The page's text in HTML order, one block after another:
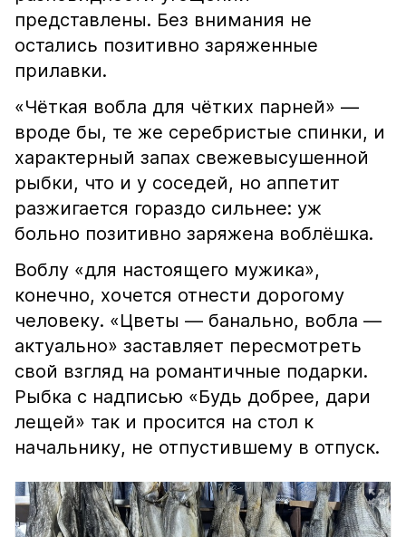
представлены. Без внимания не
остались позитивно заряженные
прилавки.
«Чёткая вобла для чётких парней» —
вроде бы, те же серебристые спинки, и
характерный запах свежевысушенной
рыбки, что и у соседей, но аппетит
разжигается гораздо сильнее: уж
больно позитивно заряжена воблёшка.
Воблу «для настоящего мужика»,
конечно, хочется отнести дорогому
человеку. «Цветы — банально, вобла —
актуально» заставляет пересмотреть
свой взгляд на романтичные подарки.
Рыбка с надписью «Будь добрее, дари
лещей» так и просится на стол к
начальнику, не отпустившему в отпуск.